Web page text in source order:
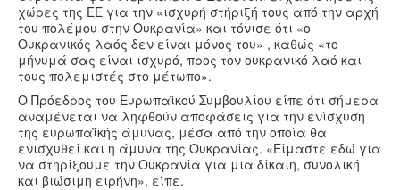
χώρες της ΕΕ για την «ισχυρή στήριξή τους από την αρχή
του πολέμου στην Ουκρανία» και τόνισε ότι «ο
Ουκρανικός λαός δεν είναι μόνος του» , καθώς «το
μήνυμά σας είναι ισχυρό, προς τον ουκρανικό λαό και
τους πολεμιστές στο μέτωπο».
Ο Πρόεδρος του Ευρωπαϊκού Συμβουλίου είπε ότι σήμερα
αναμένεται να ληφθούν αποφάσεις για την ενίσχυση
της ευρωπαϊκής άμυνας, μέσα από την οποία θα
ενισχυθεί και η άμυνα της Ουκρανίας. «Είμαστε εδώ για
να στηρίξουμε την Ουκρανία για μια δίκαιη, συνολική
και βιώσιμη ειρήνη», είπε.